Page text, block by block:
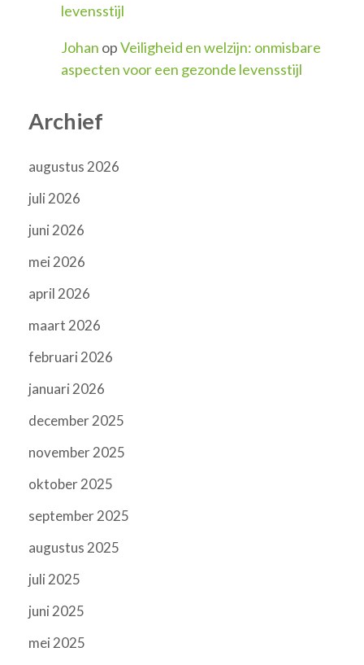
levensstijl
Johan opVeiligheid en welzijn: onmisbare
aspecten voor een gezonde levensstijl
Archief
augustus 2026
juli 2026
juni 2026
mei 2026
april 2026
maart 2026
februari 2026
januari 2026
december 2025
november 2025
oktober 2025
september 2025
augustus 2025
juli 2025
juni 2025
mei 2025